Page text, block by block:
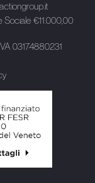
Sociale €11.000,00
03174880231